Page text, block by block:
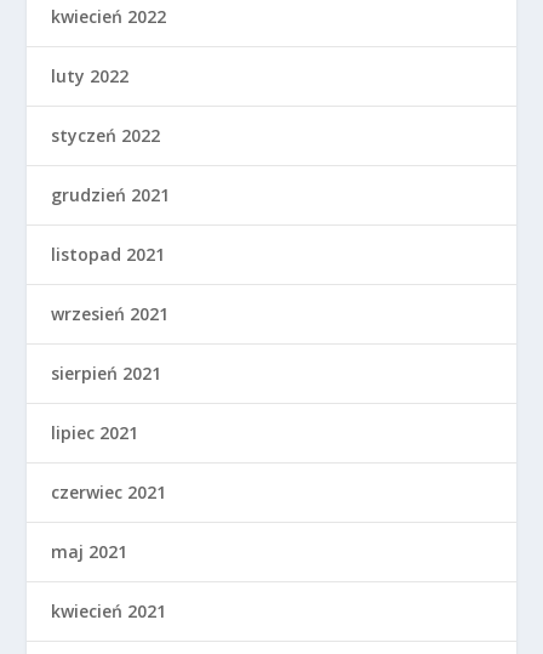
kwiecień 2022
luty 2022
styczeń 2022
grudzień 2021
listopad 2021
wrzesień 2021
sierpień 2021
lipiec 2021
czerwiec 2021
maj 2021
kwiecień 2021